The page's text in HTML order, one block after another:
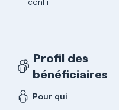
Profil des
bénéficiaires
Pour qui